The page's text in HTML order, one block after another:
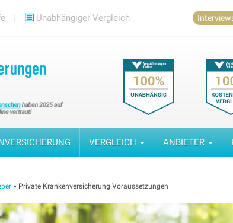
Unabhängiger Vergleich
VERGLEICH ANBIETER
» Private Krankenversicherung Voraussetzungen